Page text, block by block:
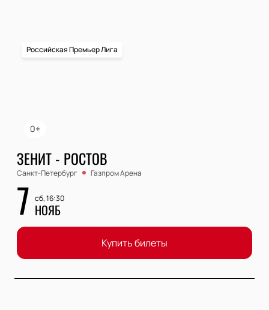
0+
Российская Премьер Лига
ЗЕНИТ - РОСТОВ
Санкт-Петербург Газпром Арена
7 сб, 16:30
НОЯБ
Купить билеты